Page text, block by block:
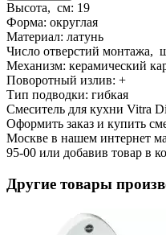
Высота, см: 19
Форма: округлая
Материал: латунь
Число отверстий монтажа,
Механизм: керамический
Поворотный излив: +
Тип подводки: гибкая
Смеситель для кухни Vitra
Оформить заказ и купить
Москве в нашем интернет
95-00 или добавив товар в
Другие товары